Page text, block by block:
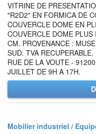
VITRINE DE
"R2D2" EN FORMICA DE
COUVERCLE DOME EN
COUVERCLE DOME
CM. PROVENANCE :
SUD. TVA
RUE DE LA VOUTE -
JUILLET DE 9H A 17H.
Mobilier industriel /